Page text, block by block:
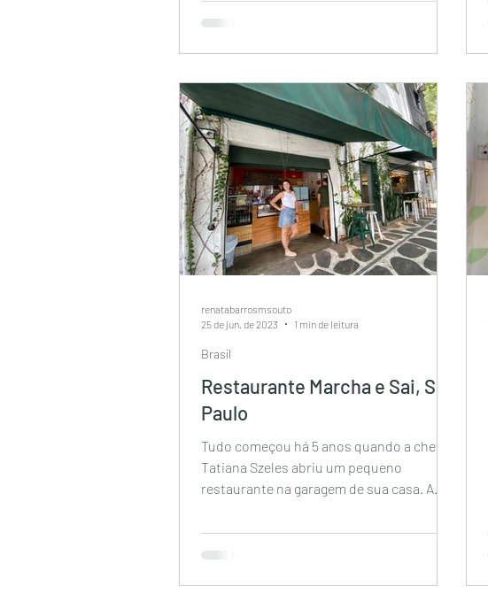
Restaurante Marcha e Sai, São
Paulo
Tudo começou há 5 anos quando a chef
Tatiana Szeles abriu um pequeno
restaurante na garagem de sua casa. A
Brasil
renatabarrosmsouto
25 de jun. de 2023
1 min de leitura